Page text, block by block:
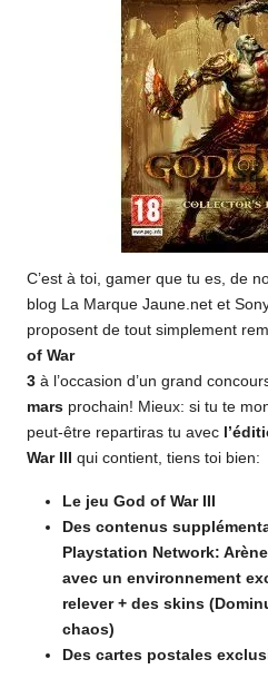
C’est à toi, gamer que tu es, de
blog La Marque Jaune.net et
proposent de tout simplement
of War
3 à l’occasion d’un grand
mars prochain! Mieux: si tu te
peut-être repartiras tu avec
War III
qui contient, tiens toi bien:
Le jeu God of War III
Des contenus
Playstation Network:
avec un environnement
relever + des skins
chaos)
Des cartes postales